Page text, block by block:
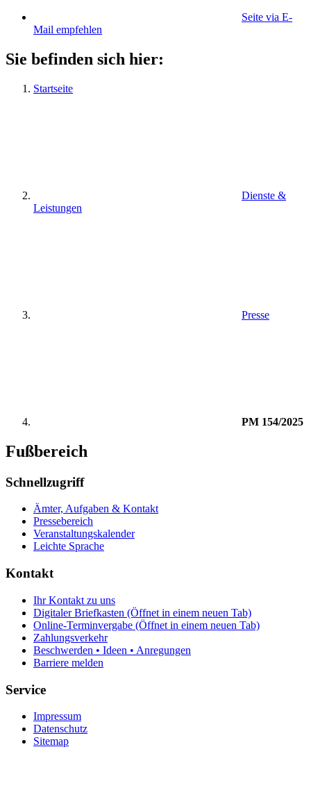
Seite via E-
Mail empfehlen
Sie befinden sich hier:
Startseite
Dienste &
Leistungen
Presse
PM 154/2025
Fußbereich
Schnellzugriff
Ämter, Aufgaben & Kontakt
Pressebereich
Veranstaltungskalender
Leichte Sprache
Kontakt
Ihr Kontakt zu uns
Digitaler Briefkasten (Öffnet in einem neuen Tab)
Online-Terminvergabe (Öffnet in einem neuen Tab)
Zahlungsverkehr
Beschwerden • Ideen • Anregungen
Barriere melden
Service
Impressum
Datenschutz
Sitemap